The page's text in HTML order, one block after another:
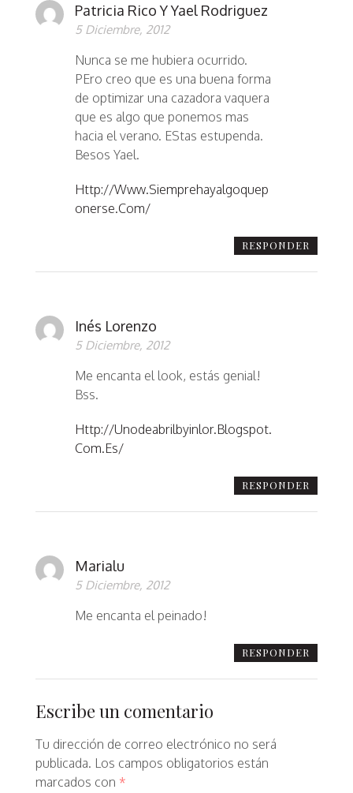
Patricia Rico Y Yael Rodriguez
5 Diciembre, 2012
Nunca se me hubiera ocurrido.
PEro creo que es una buena forma
de optimizar una cazadora vaquera
que es algo que ponemos mas
hacia el verano. EStas estupenda.
Besos Yael.
Http://www.siemprehayalgoquep
Onerse.com/
RESPONDER
Inés Lorenzo
5 Diciembre, 2012
Me encanta el look, estás genial!
Bss.
Http://unodeabrilbyinlor.blogspot.
Com.es/
RESPONDER
Marialu
5 Diciembre, 2012
Me encanta el peinado!
RESPONDER
Escribe un comentario
Tu dirección de correo electrónico no será
publicada. Los campos obligatorios están
marcados con *